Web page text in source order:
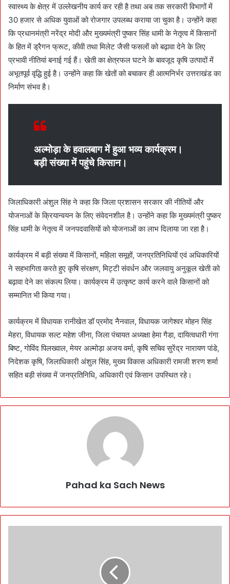
स्वास्थ्य के क्षेत्र में उल्लेखनीय कार्य कर रही है तथा अब तक सरकारी विभागों में
30 हजार से अधिक युवाओं को रोजगार उपलब्ध कराया जा चुका है। उन्होंने कहा
कि प्रधानमंत्री नरेंद्र मोदी और मुख्यमंत्री पुष्कर सिंह धामी के नेतृत्व में किसानों
के हित में ड्रैगन फ्रूट, कीवी तथा मिलेट जैसी फसलों को बढ़ावा देने के लिए
प्रभावी नीतियां बनाई गई हैं। खेती का क्षेत्रफल घटने के बावजूद कृषि उत्पादों में
अभूतपूर्व वृद्धि हुई है। उन्होंने कहा कि खेतों को बचाकर ही आत्मनिर्भर उत्तराखंड का
निर्माण संभव है।
अल्मोड़ा के हवालबाग में हुआ भव्य कार्यक्रम।
बड़ी संख्या में पहुंचे किसान।
जिलाधिकारी अंशुल सिंह ने कहा कि जिला प्रशासन सरकार की नीतियों और
योजनाओं के क्रियान्वयन के लिए संवेदनशील है। उन्होंने कहा कि मुख्यमंत्री पुष्कर
सिंह धामी के नेतृत्व में जनपदवासियों को योजनाओं का लाभ दिलाया जा रहा है।
कार्यक्रम में बड़ी संख्या में किसानों, महिला समूहों, जनप्रतिनिधियों एवं अधिकारियों
ने सहभागिता करते हुए कृषि संरक्षण, मिट्टी संवर्धन और जलवायु अनुकूल खेती को
बढ़ावा देने का संकल्प लिया। कार्यक्रम में उत्कृष्ट कार्य करने वाले किसानों को
सम्मानित भी किया गया।
कार्यक्रम में विधायक रानीखेत डॉ प्रमोद नैनवाल, विधायक जागेश्वर मोहन सिंह
मेहरा, विधायक सल्ट महेश जीना, जिला पंचायत अध्यक्षा हेमा गैडा, दायित्वधारी गंगा
बिष्ट, गोविंद पिलख्वाल, मेयर अल्मोड़ा अजय वर्मा, कृषि सचिव सुरेंद्र नारायण पांडे,
निदेशक कृषि, जिलाधिकारी अंशुल सिंह, मुख्य विकास अधिकारी रामजी शरण शर्मा
सहित बड़ी संख्या में जनप्रतिनिधि, अधिकारी एवं किसान उपस्थित रहे।
Pahad ka Sach News